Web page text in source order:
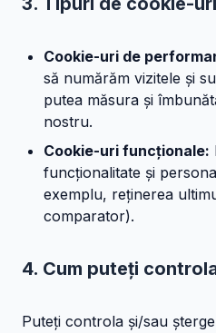
Cookie-uri de
să numărăm vizitele și
putea măsura și
nostru.
Cookie-uri funcționale:
funcționalitate și
exemplu, reținerea
comparator).
4. Cum puteți
Puteți controla și/sau